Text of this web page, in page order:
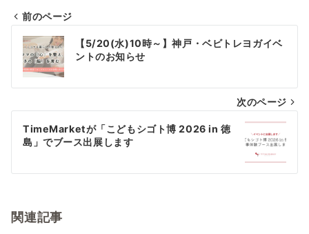
投
稿
ナ
ビ
ゲ
シ
ン
前のページ
【5/20(水)10時～】神戸・ベビトレヨガイベ
ントのお知らせ
次のページ
TimeMarketが「こどもシゴト博 2026 in 徳
島」でブース出展します
関連記事